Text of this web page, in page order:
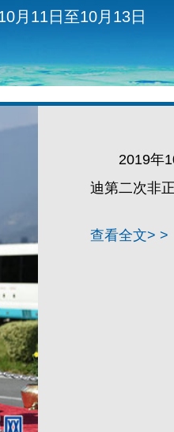
月11日至10月13日
2019年
迪第二次非
查看全文> >